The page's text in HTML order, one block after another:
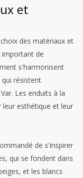
et
des matériaux et
important de
s'harmonisent
résistent
Les enduits à la
leur esthétique et leur
de s'inspirer
qui se fondent dans
et les blancs